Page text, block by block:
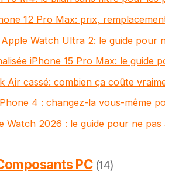
12 Pro Max: prix, remplacement
Watch Ultra 2: le guide pour ne
iPhone 15 Pro Max: le guide
Air cassé: combien ça coûte
4 : changez-la vous-même
Watch 2026 : le guide pour ne pas
PC (14)